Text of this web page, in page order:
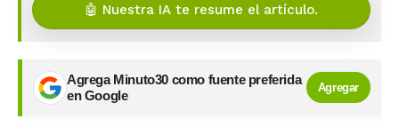
🤖 Nuestra IA te resume el artículo.
Agrega Minuto30 como fuente preferida
en Google
Agregar